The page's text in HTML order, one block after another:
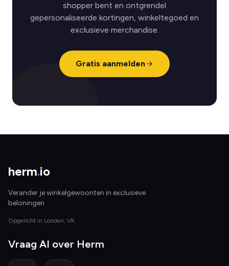
shopper bent en ontgrendel
gepersonaliseerde kortingen, winkeltegoed en
exclusieve merchandise.
Gratis aanmelden
herm.io
Verander je winkelgewoonten in exclusieve
beloningen
Opgericht in Londen, VK
Vraag AI over Herm